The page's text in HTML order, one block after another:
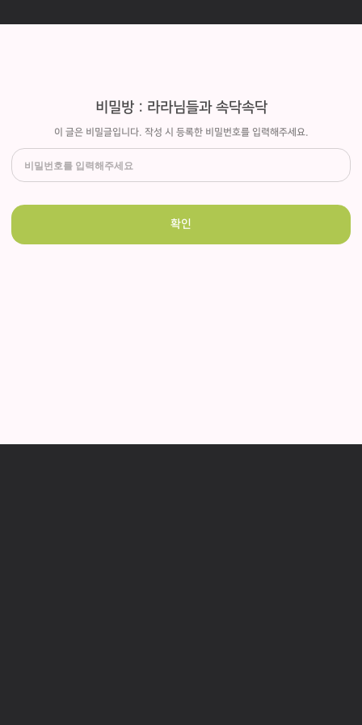
비밀방 : 라라님들과 속닥속닥
이 글은 비밀글입니다. 작성 시 등록한 비밀번호를 입력해주세요.
확인